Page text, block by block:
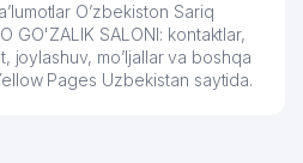
O’zbekiston Sariq
GO'ZALIK SALONI: kontaktlar,
joylashuv, mo’ljallar va boshqa
Pages Uzbekistan saytida.